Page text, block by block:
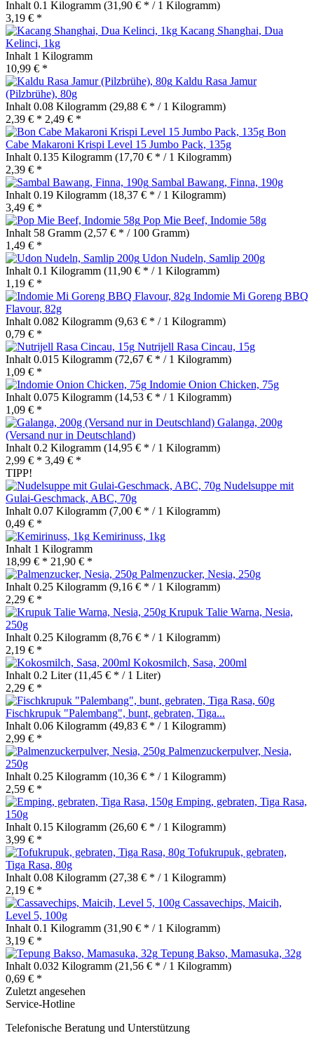
Inhalt 0.1 Kilogramm (31,90 € * / 1 Kilogramm)
3,19 € *
Kacang Shanghai, Dua
Kelinci, 1kg
Inhalt 1 Kilogramm
10,99 € *
Kaldu Rasa Jamur
(Pilzbrühe), 80g
Inhalt 0.08 Kilogramm (29,88 € * / 1 Kilogramm)
2,39 € * 2,49 € *
Bon
Cabe Makaroni Krispi Level 15 Jumbo Pack, 135g
Inhalt 0.135 Kilogramm (17,70 € * / 1 Kilogramm)
2,39 € *
Sambal Bawang, Finna, 190g
Inhalt 0.19 Kilogramm (18,37 € * / 1 Kilogramm)
3,49 € *
Pop Mie Beef, Indomie 58g
Inhalt 58 Gramm (2,57 € * / 100 Gramm)
1,49 € *
Udon Nudeln, Samlip 200g
Inhalt 0.1 Kilogramm (11,90 € * / 1 Kilogramm)
1,19 € *
Indomie Mi Goreng BBQ
Flavour, 82g
Inhalt 0.082 Kilogramm (9,63 € * / 1 Kilogramm)
0,79 € *
Nutrijell Rasa Cincau, 15g
Inhalt 0.015 Kilogramm (72,67 € * / 1 Kilogramm)
1,09 € *
Indomie Onion Chicken, 75g
Inhalt 0.075 Kilogramm (14,53 € * / 1 Kilogramm)
1,09 € *
Galanga, 200g
(Versand nur in Deutschland)
Inhalt 0.2 Kilogramm (14,95 € * / 1 Kilogramm)
2,99 € * 3,49 € *
TIPP!
Nudelsuppe mit
Gulai-Geschmack, ABC, 70g
Inhalt 0.07 Kilogramm (7,00 € * / 1 Kilogramm)
0,49 € *
Kemirinuss, 1kg
Inhalt 1 Kilogramm
18,99 € * 21,90 € *
Palmenzucker, Nesia, 250g
Inhalt 0.25 Kilogramm (9,16 € * / 1 Kilogramm)
2,29 € *
Krupuk Talie Warna, Nesia,
250g
Inhalt 0.25 Kilogramm (8,76 € * / 1 Kilogramm)
2,19 € *
Kokosmilch, Sasa, 200ml
Inhalt 0.2 Liter(11,45 € * / 1 Liter)
2,29 € *
Fischkrupuk "Palembang", bunt, gebraten, Tiga...
Inhalt 0.06 Kilogramm (49,83 € * / 1 Kilogramm)
2,99 € *
Palmenzuckerpulver, Nesia,
250g
Inhalt 0.25 Kilogramm (10,36 € * / 1 Kilogramm)
2,59 € *
Emping, gebraten, Tiga Rasa,
150g
Inhalt 0.15 Kilogramm (26,60 € * / 1 Kilogramm)
3,99 € *
Tofukrupuk, gebraten,
Tiga Rasa, 80g
Inhalt 0.08 Kilogramm (27,38 € * / 1 Kilogramm)
2,19 € *
Cassavechips, Maicih,
Level 5, 100g
Inhalt 0.1 Kilogramm (31,90 € * / 1 Kilogramm)
3,19 € *
Tepung Bakso, Mamasuka, 32g
Inhalt 0.032 Kilogramm (21,56 € * / 1 Kilogramm)
0,69 € *
Zuletzt angesehen
Service-Hotline
Telefonische Beratung und Unterstützung